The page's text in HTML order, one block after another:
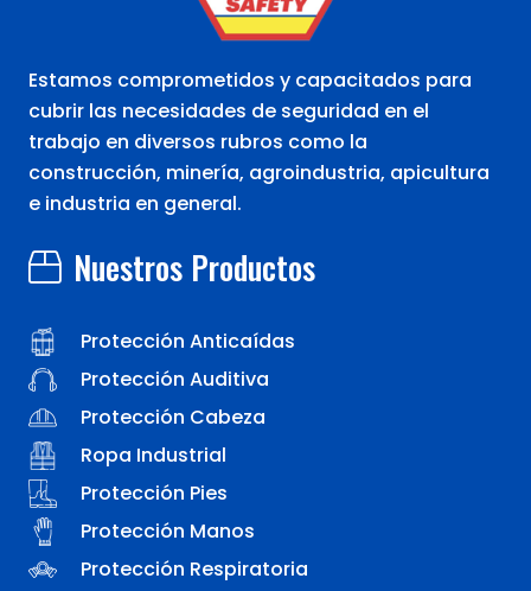
Estamos comprometidos y capacitados para
cubrir las necesidades de seguridad en el
trabajo en diversos rubros como la
construcción, minería, agroindustria, apicultura
e industria en general.
Nuestros Productos
Protección Anticaídas
Protección Auditiva
Protección Cabeza
Ropa Industrial
Protección Pies
Protección Manos
Protección Respiratoria